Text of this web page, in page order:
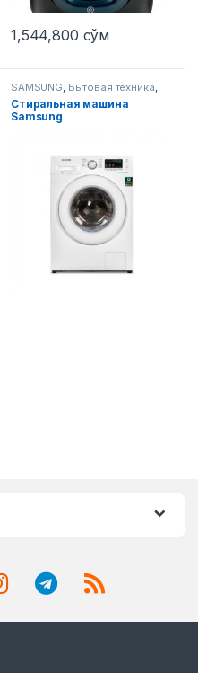
1,544,800 сўм
SAMSUNG, Бытовая техника,
Стиральные машины
Стиральная машина
Samsung